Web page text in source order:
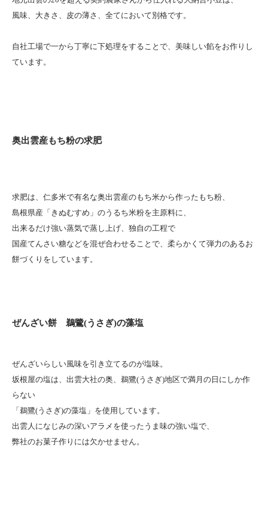
風味、大きさ、皮の薄さ、全てにおいて別格です。
自社工場で一から丁寧に下処理をすることで、美味しい餡をお作りし
ています。
奥出雲産もち粉の求肥
求肥は、仁多米で有名な奥出雲産のもち米から作ったもち粉、
島根県産「きぬむすめ」のうるち米粉を主原料に、
出来るだけ強い蒸気で蒸し上げ、独自の工程で
国産てんさい糖などを混ぜ合わせることで、柔らかくて弾力のあるお
餅づくりをしています。
ぜんざい餅 鵜鷺(うさぎ)の藻塩
ぜんざいらしい風味を引き立てるのが塩味。
坂根屋の塩は、出雲大社の奥、鵜鷺(うさぎ)地区で満月の日にしか作
らない
「鵜鷺(うさぎ)の藻塩」を使用しています。
出雲人になじみの深いアラメを使ったうま味の強い塩で、
弊社のお菓子作りには欠かせません。